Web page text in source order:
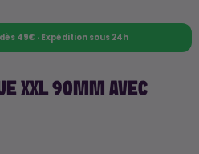
49€ · Expédition sous 24h
XXL 90MM AVEC